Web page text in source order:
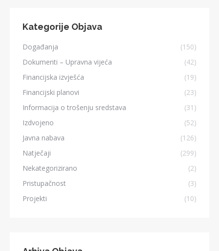
Kategorije Objava
Događanja
(150)
Dokumenti – Upravna vijeća
(42)
Financijska izvješća
(19)
Financijski planovi
(23)
Informacija o trošenju sredstava
(31)
Izdvojeno
(52)
Javna nabava
(126)
Natječaji
(299)
Nekategorizirano
(2)
Pristupačnost
(3)
Projekti
(10)